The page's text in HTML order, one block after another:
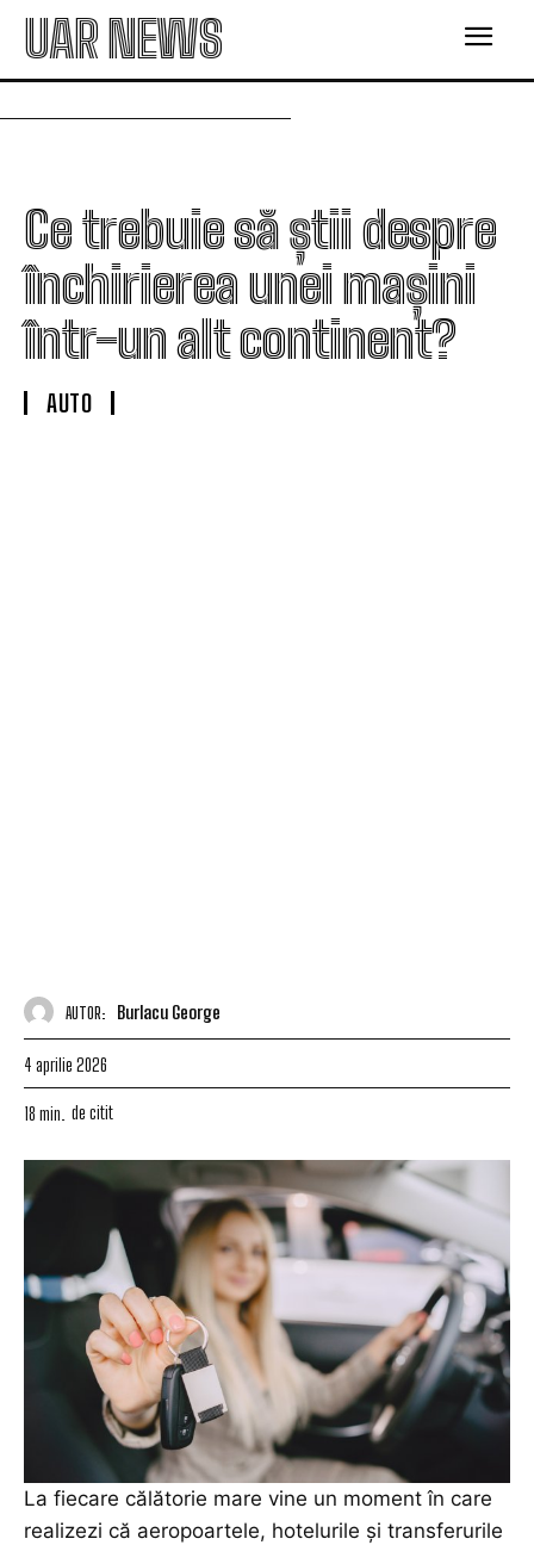
UAR NEWS
Ce trebuie să știi despre
închirierea unei mașini
într-un alt continent?
AUTO
AUTOR: Burlacu George
4 aprilie 2026
18 min. de citit
La fiecare călătorie mare vine un moment în care
realizezi că aeropoartele, hotelurile și transferurile